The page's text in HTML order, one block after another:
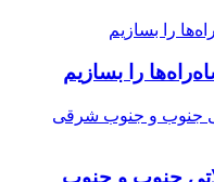
را بسازیم
جنوب و جنوب